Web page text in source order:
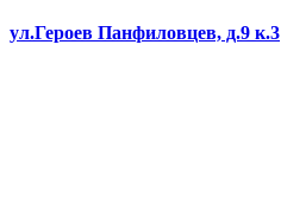
ул.Героев Панфиловцев, д.9 к.3